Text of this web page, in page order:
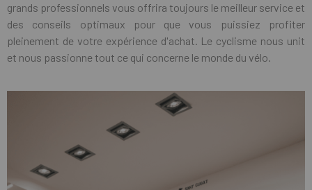
grands professionnels vous offrira toujours le meilleur service et
des conseils optimaux pour que vous puissiez profiter
pleinement de votre expérience d'achat. Le cyclisme nous unit
et nous passionne tout ce qui concerne le monde du vélo.